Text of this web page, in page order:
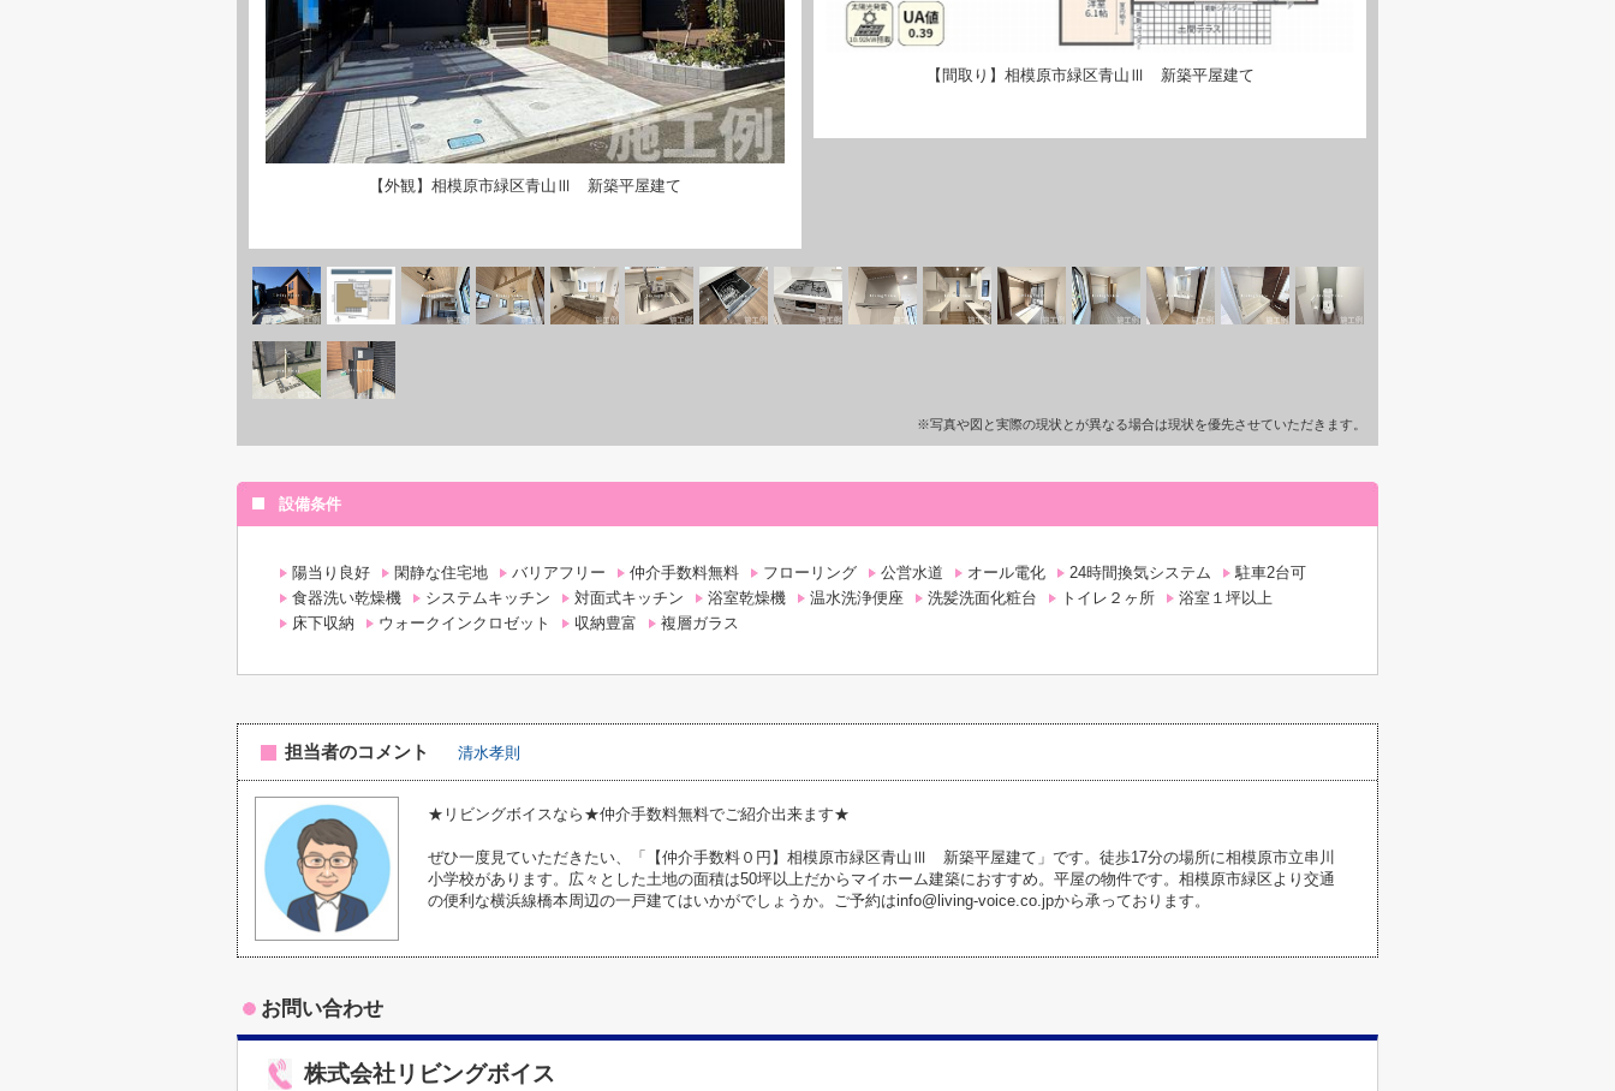
【外観】相模原市緑区青山Ⅲ 新築平屋建て
【間取り】相模原市緑区青山Ⅲ 新築平屋建て
※写真や図と実際の現状とが異なる場合は現状を優先させていただきます。
設備条件
陽当り良好 閑静な住宅地 バリアフリー 仲介手数料無料 フローリング 公営水道 オール電化 24時間換気システム
駐車2台可
食器洗い乾燥機
システムキッチン 対面式キッチン 浴室乾燥機 温水洗浄便座 洗髪洗面化粧台 トイレ２ヶ所
浴室１坪以上
床下収納
ウォークインクロゼット 収納豊富 複層ガラス
担当者のコメント 清水孝則
★リビングボイスなら★仲介手数料無料でご紹介出来ます★
ぜひ一度見ていただきたい、「【仲介手数料０円】相模原市緑区青山Ⅲ 新築平屋建て」です。徒歩17分の場所に相模原市立串川
小学校があります。広々とした土地の面積は50坪以上だからマイホーム建築におすすめ。平屋の物件です。相模原市緑区より交通
の便利な横浜線橋本周辺の一戸建てはいかがでしょうか。ご予約はinfo@living-voice.co.jpから承っております。
お問い合わせ
株式会社リビングボイス